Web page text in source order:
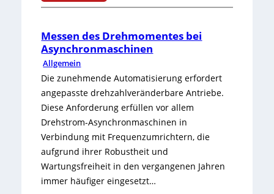
:
M
a
r
k
t
ü
b
e
Messen des Drehmomentes bei
Asynchronmaschinen
Allgemein
Die zunehmende Automatisierung erfordert
angepasste drehzahlveränderbare Antriebe.
Diese Anforderung erfüllen vor allem
Drehstrom-Asynchronmaschinen in
Verbindung mit Frequenzumrichtern, die
aufgrund ihrer Robustheit und
Wartungsfreiheit in den vergangenen Jahren
immer häufiger eingesetzt…